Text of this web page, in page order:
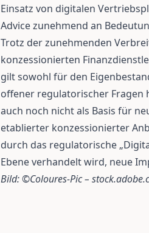
Einsatz von digitalen
Advice zunehmend an
Trotz der zunehmenden
konzessionierten
gilt sowohl für den
offener regulatorischer Fragen
auch noch nicht als Basis für
etablierter konzessionierter
durch das regulatorische
Ebene verhandelt wird, neue
Bild: ©Coloures-Pic –